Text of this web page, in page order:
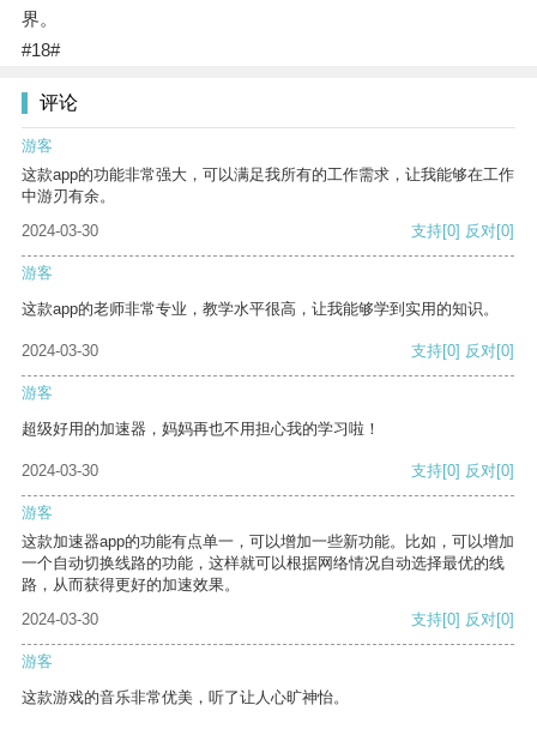
界。
#18#
评论
游客
这款app的功能非常强大，可以满足我所有的工作需求，让我能够在工作
中游刃有余。
2024-03-30
支持[0] 反对[0]
游客
这款app的老师非常专业，教学水平很高，让我能够学到实用的知识。
2024-03-30 支持[0] 反对[0]
游客
超级好用的加速器，妈妈再也不用担心我的学习啦！
2024-03-30 支持[0] 反对[0]
游客
这款加速器app的功能有点单一，可以增加一些新功能。比如，可以增加
一个自动切换线路的功能，这样就可以根据网络情况自动选择最优的线
路，从而获得更好的加速效果。
2024-03-30
支持[0] 反对[0]
游客
这款游戏的音乐非常优美，听了让人心旷神怡。